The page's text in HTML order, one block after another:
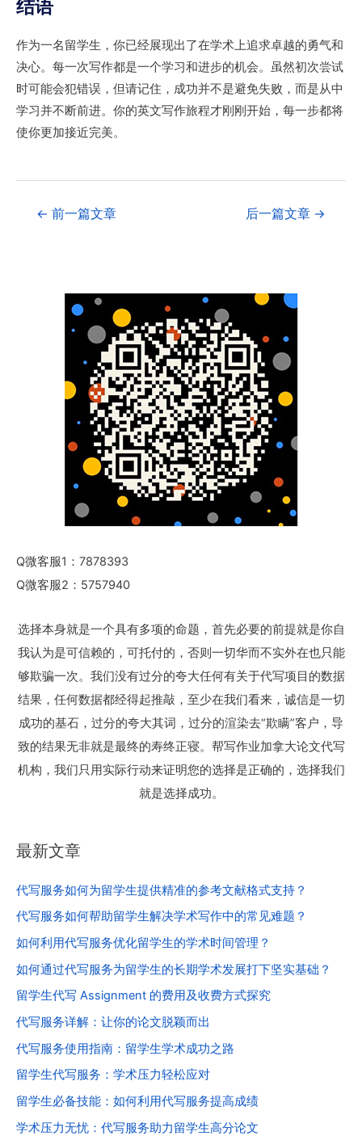
结语
作为一名留学生，你已经展现出了在学术上追求卓越的勇气和
决心。每一次写作都是一个学习和进步的机会。虽然初次尝试
时可能会犯错误，但请记住，成功并不是避免失败，而是从中
学习并不断前进。你的英文写作旅程才刚刚开始，每一步都将
使你更加接近完美。
← 前一篇文章 后一篇文章 →
Q微客服1：7878393
Q微客服2：5757940
选择本身就是一个具有多项的命题，首先必要的前提就是你自
我认为是可信赖的，可托付的，否则一切华而不实外在也只能
够欺骗一次。我们没有过分的夸大任何有关于代写项目的数据
结果，任何数据都经得起推敲，至少在我们看来，诚信是一切
成功的基石，过分的夸大其词，过分的渲染去“欺瞒”客户，导
致的结果无非就是最终的寿终正寝。帮写作业加拿大论文代写
机构，我们只用实际行动来证明您的选择是正确的，选择我们
就是选择成功。
最新文章
代写服务如何为留学生提供精准的参考文献格式支持？
代写服务如何帮助留学生解决学术写作中的常见难题？
如何利用代写服务优化留学生的学术时间管理？
如何通过代写服务为留学生的长期学术发展打下坚实基础？
留学生代写 Assignment 的费用及收费方式探究
代写服务详解：让你的论文脱颖而出
代写服务使用指南：留学生学术成功之路
留学生代写服务：学术压力轻松应对
留学生必备技能：如何利用代写服务提高成绩
学术压力无忧：代写服务助力留学生高分论文